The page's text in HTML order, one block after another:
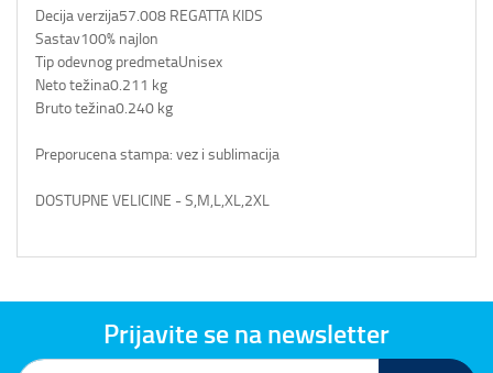
Decija verzija57.008 REGATTA KIDS
Sastav100% najlon
Tip odevnog predmetaUnisex
Neto težina0.211 kg
Bruto težina0.240 kg
Preporucena stampa: vez i sublimacija
DOSTUPNE VELICINE - S,M,L,XL,2XL
Prijavite se na newsletter